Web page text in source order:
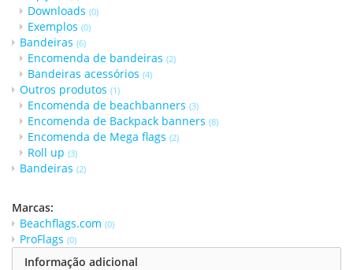
Downloads (0)
Exemplos (0)
Bandeiras (6)
Encomenda de bandeiras (2)
Bandeiras acessórios (4)
Outros produtos (1)
Encomenda de beachbanners (3)
Encomenda de Backpack banners (8)
Encomenda de Mega flags (2)
Roll up (3)
Bandeiras (2)
Marcas:
Beachflags.com (0)
ProFlags (0)
Informação adicional